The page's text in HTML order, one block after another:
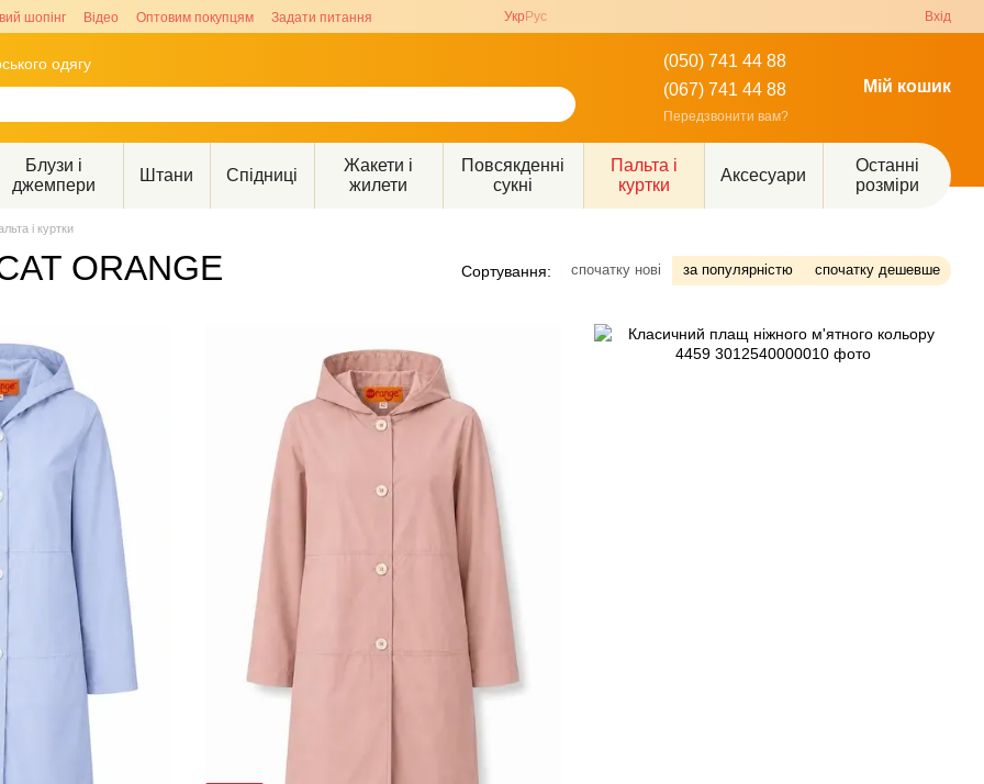
шопінг Відео Оптовим покупцям Задати питання Укр Рус Вхід
одягу
(050) 741 44 88
(067) 741 44 88
Передзвонити вам?
Мій кошик
Блузи і
джемпери
Штани Спідниці
Жакети і
жилети
Повсякденні
сукні
Пальта і
куртки
Аксесуари
Останні
розміри
і куртки
ORANGE Сортування: спочатку нові за популярністю спочатку дешевше